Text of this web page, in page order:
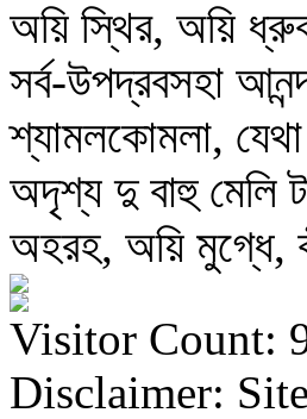
অয়ি স্থির, অয়ি
সর্ব-উপদ্রবসহা
শ্যামলকোমলা,
অদৃশ্য দু বাহু মেলি
অহরহ, অয়ি মুগ্ধে,
Visitor Count:
Disclaimer: